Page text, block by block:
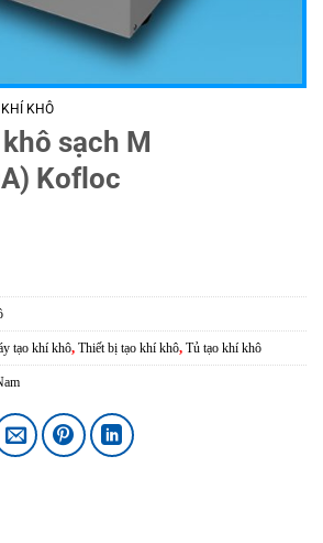
KHÍ KHÔ
sạch M
Kofloc
tạo khí khô, Thiết bị tạo khí khô, Tủ tạo khí khô